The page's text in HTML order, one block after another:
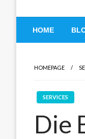
Tech
HOME
HOMEPAGE
SERVICES
Die